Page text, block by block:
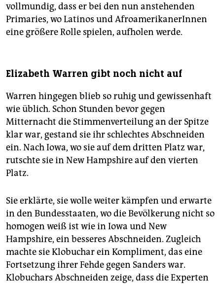
vollmundig, dass er bei den nun anstehenden
Primaries, wo Latinos und AfroamerikanerInnen
eine größere Rolle spielen, aufholen werde.
Elizabeth Warren gibt noch nicht auf
Warren hingegen blieb so ruhig und gewissenhaft
wie üblich. Schon Stunden bevor gegen
Mitternacht die Stimmenverteilung an der Spitze
klar war, gestand sie ihr schlechtes Abschneiden
ein. Nach Iowa, wo sie auf dem dritten Platz war,
rutschte sie in New Hampshire auf den vierten
Platz.
Sie erklärte, sie wolle weiter kämpfen und erwarte
in den Bundesstaaten, wo die Bevölkerung nicht so
homogen weiß ist wie in Iowa und New
Hampshire, ein besseres Abschneiden. Zugleich
machte sie Klobuchar ein Kompliment, das eine
Fortsetzung ihrer Fehde gegen Sanders war.
Klobuchars Abschneiden zeige, dass die Experten